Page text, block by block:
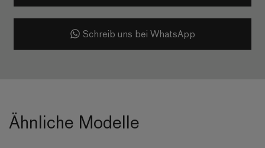
Schreib uns bei WhatsApp
Ähnliche Modelle